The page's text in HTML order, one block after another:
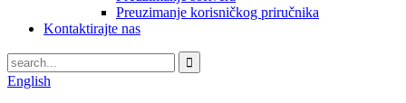
Preuzimanje korisničkog priručnika
Kontaktirajte nas
English